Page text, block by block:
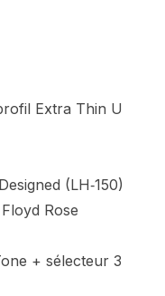
Extra Thin U
(LH‑150)
Rose
+ sélecteur 3